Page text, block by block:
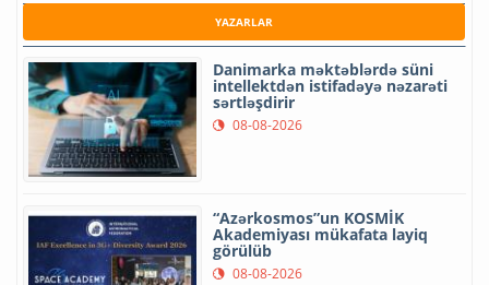
YAZARLAR
Danimarka məktəblərdə süni
intellektdən istifadəyə nəzarəti
sərtləşdirir
08-08-2026
“Azərkosmos”un KOSMİK
Akademiyası mükafata layiq
görülüb
08-08-2026